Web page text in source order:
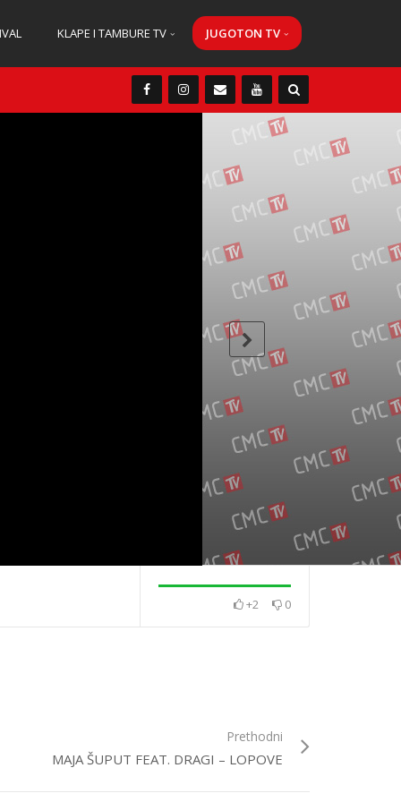
KLAPE I TAMBURE TV JUGOTON TV
+2 0
Prethodni
MAJA ŠUPUT FEAT. DRAGI – LOPOVE